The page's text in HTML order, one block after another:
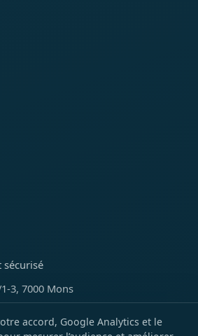
sécurisé
3, 7000 Mons
YouTubeTikTokXSnapchat
accord, Google Analytics et le